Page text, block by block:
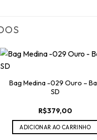
Bag Medina -029 Ouro –
SD
R$379,00
ADICIONAR AO CARRINHO